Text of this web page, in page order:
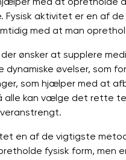
aktivitet er en af
med at man
ønsker at supplere
øvelser, som
som hjælper med at
alle kan vælge det rette
en af ​​de vigtigste
fysisk form, men